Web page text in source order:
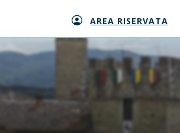
AREA RISERVATA